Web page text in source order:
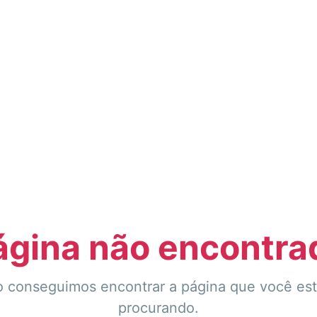
não
conseguimos encontrar a página que você
procurando.